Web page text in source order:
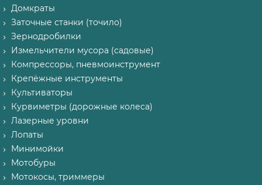
Домкраты
Заточные станки (точило)
Зернодробилки
Измельчители мусора (садовые)
Компрессоры, пневмоинструмент
Крепёжные инструменты
Культиваторы
Курвиметры (дорожные колеса)
Лазерные уровни
Лопаты
Минимойки
Мотобуры
Мотокосы, триммеры